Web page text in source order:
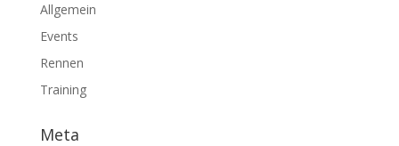
Allgemein
Events
Rennen
Training
Meta